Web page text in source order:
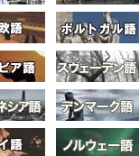
東欧語
アラビア語
インドネシア語
タイ語